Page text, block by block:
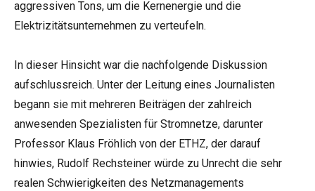
aggressiven Tons, um die Kernenergie und die
Elektrizitätsunternehmen zu verteufeln.
In dieser Hinsicht war die nachfolgende Diskussion
aufschlussreich. Unter der Leitung eines Journalisten
begann sie mit mehreren Beiträgen der zahlreich
anwesenden Spezialisten für Stromnetze, darunter
Professor Klaus Fröhlich von der ETHZ, der darauf
hinwies, Rudolf Rechsteiner würde zu Unrecht die sehr
realen Schwierigkeiten des Netzmanagements